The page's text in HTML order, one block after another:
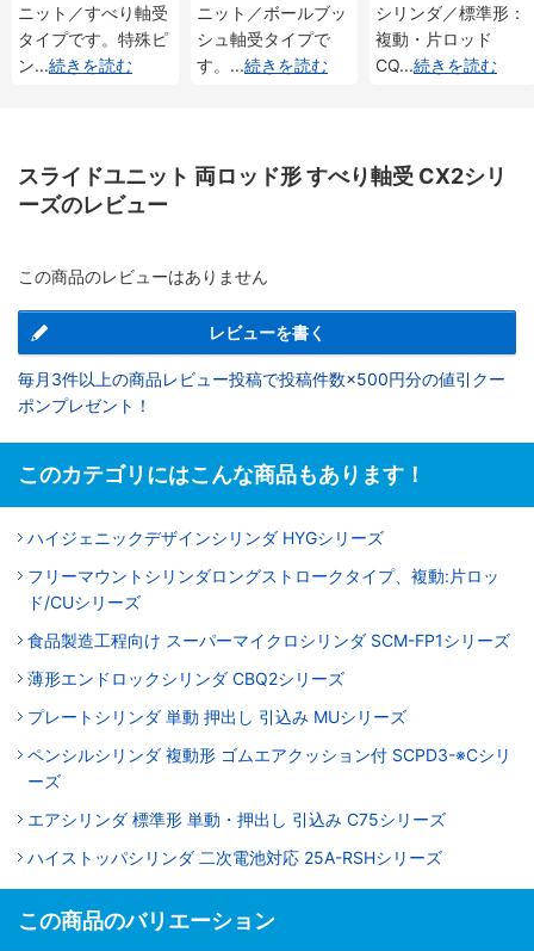
ニット／すべり軸受
タイプです。特殊ピ
ン...続きを読む
ニット／ボールブッ
シュ軸受タイプで
す。 ...続きを読む
シリンダ／標準形：
複動・片ロッド
CQ...続きを読む
スライドユニット 両ロッド形 すべり軸受 CX2シリ
ーズのレビュー
この商品のレビューはありません
レビューを書く
毎月3件以上の商品レビュー投稿で投稿件数×500円分の値引クー
ポンプレゼント！
このカテゴリにはこんな商品もあります！
ハイジェニックデザインシリンダ HYGシリーズ
フリーマウントシリンダロングストロークタイプ、複動:片ロッ
ド/CUシリーズ
食品製造工程向け スーパーマイクロシリンダ SCM-FP1シリーズ
薄形エンドロックシリンダ CBQ2シリーズ
プレートシリンダ 単動 押出し 引込み MUシリーズ
ペンシルシリンダ 複動形 ゴムエアクッション付 SCPD3-※Cシリ
ーズ
エアシリンダ 標準形 単動・押出し 引込み C75シリーズ
ハイストッパシリンダ 二次電池対応 25A-RSHシリーズ
この商品のバリエーション